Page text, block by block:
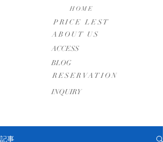
HOME
PRICE LEST
ABOUT US
​ACCESS
BLOG
RESERVATION
INQUIRY
記事